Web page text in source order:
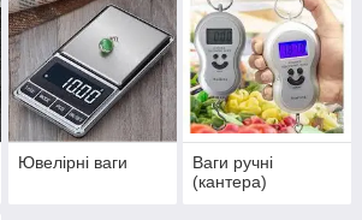
за найкращими цінами в Україні! У
знайдете якісні, але недорогі ваги
Для оптових і постійних
умови.
звертайтесь за вказаними
магазину. Телефонуйте!
Ювелірні ваги
Ваги ручні
(кантера)